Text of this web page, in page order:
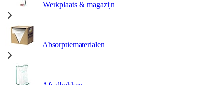
Werkplaats & magazijn
Absorptiematerialen